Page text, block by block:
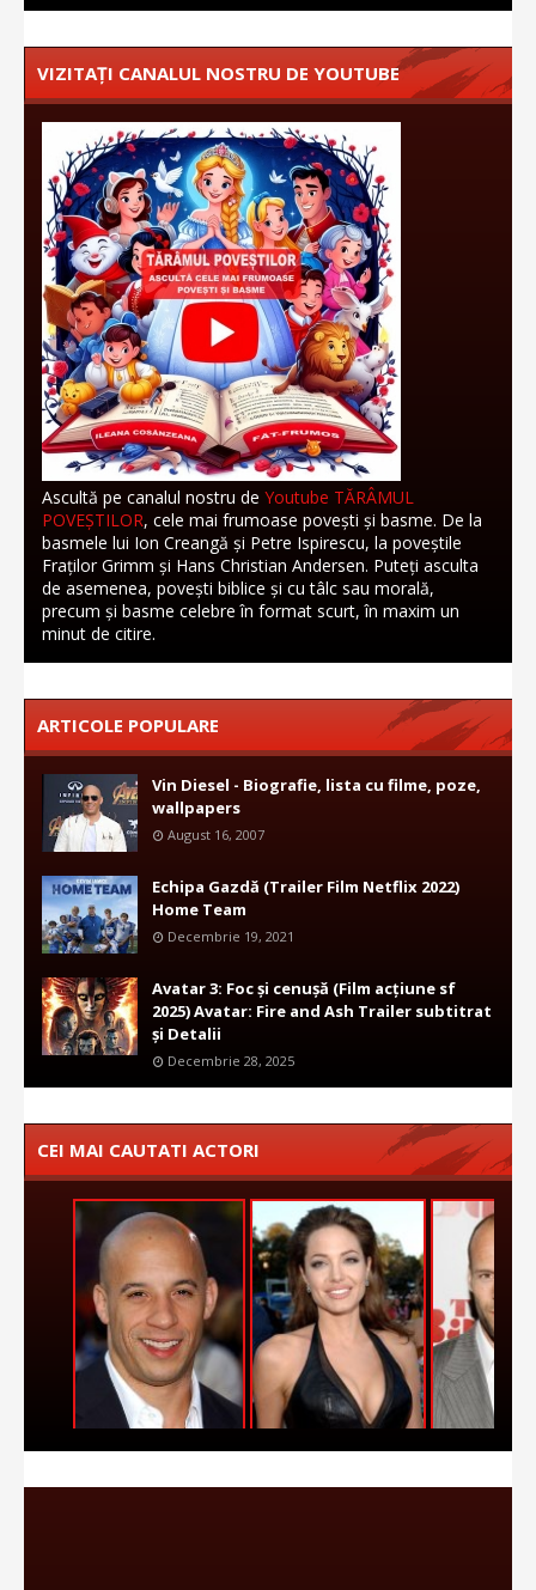
VIZITAȚI CANALUL NOSTRU DE YOUTUBE
Ascultă pe canalul nostru de Youtube TĂRÂMUL
POVEȘTILOR, cele mai frumoase povești și basme. De la
basmele lui Ion Creangă și Petre Ispirescu, la poveștile
Fraților Grimm și Hans Christian Andersen. Puteți asculta
de asemenea, povești biblice și cu tâlc sau morală,
precum și basme celebre în format scurt, în maxim un
minut de citire.
ARTICOLE POPULARE
Vin Diesel - Biografie, lista cu filme, poze,
wallpapers
August 16, 2007
Echipa Gazdă (Trailer Film Netflix 2022)
Home Team
Decembrie 19, 2021
Avatar 3: Foc și cenușă (Film acțiune sf
2025) Avatar: Fire and Ash Trailer subtitrat
și Detalii
Decembrie 28, 2025
CEI MAI CAUTATI ACTORI